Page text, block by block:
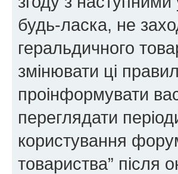
будь-ласка, не
геральдичного
змінювати ці
проінформувати
переглядати
користування
товариства” після